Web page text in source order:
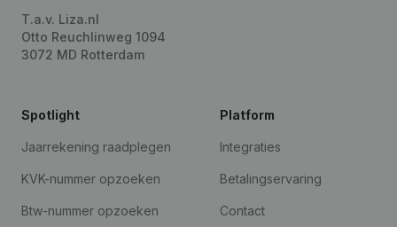
T.a.v. Liza.nl
Otto Reuchlinweg 1094
3072 MD Rotterdam
Spotlight
Jaarrekening raadplegen
KVK-nummer opzoeken
Btw-nummer opzoeken
Platform
Integraties
Betalingservaring
Contact